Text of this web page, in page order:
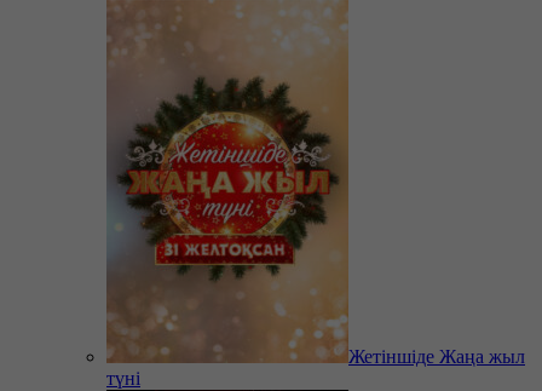
Жетіншіде Жаңа жыл
түні